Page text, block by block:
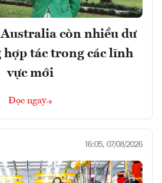
còn nhiều dư
tác trong các lĩnh
vực mới
Đọc ngay
16:05, 07/08/2026